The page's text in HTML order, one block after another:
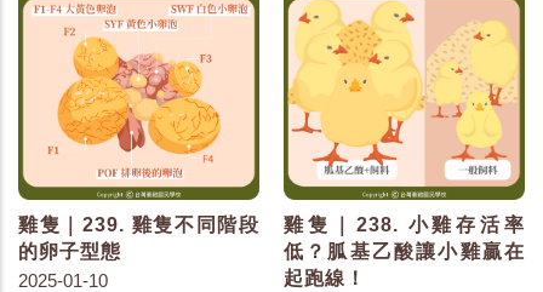
雞隻｜239. 雞隻不同階段
的卵子型態
2025-01-10
雞隻｜238. 小雞存活率
低？胍基乙酸讓小雞贏在
起跑線！